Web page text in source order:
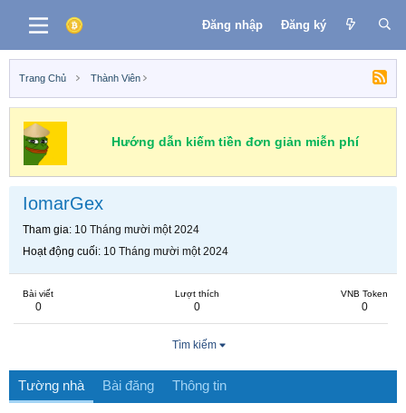
Đăng nhập Đăng ký
Trang Chủ Thành Viên
Hướng dẫn kiếm tiền đơn giản miễn phí
IomarGex
Tham gia 10 Tháng mười một 2024
Hoạt động cuối 10 Tháng mười một 2024
Bài viết
0
Lượt thích
0
VNB Token
0
Tìm kiếm
Tường nhà Bài đăng Thông tin